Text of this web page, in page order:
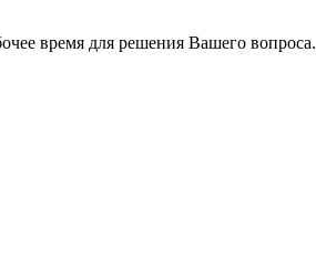
время для решения Вашего вопроса.